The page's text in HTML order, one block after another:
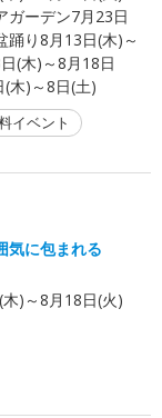
ガーデン7月23日
踊り8月13日(木)～
(木)～8月18日
木)～8日(土)
イベント
気に包まれる
)～8月18日(火)